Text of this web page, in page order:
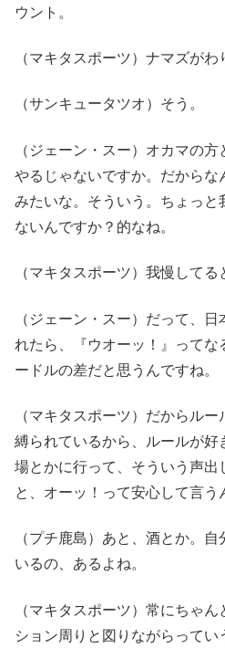
ウント。
（マキタスポーツ）ナマズがわ
（サンキュータツオ）そう。
（ジェーン・スー）オカマの
やるじゃないですか。だからな
みたいな。そういう。ちょっと
ないんですか？的なね。
（マキタスポーツ）我慢してる
（ジェーン・スー）だって、
れたら、『ウオーッ！』って
ードルの差だと思うんですね。
（マキタスポーツ）だからル
縛られているから、ルールが
場とかに行って、そういう声出
と、オーッ！って安心して言う
（プチ鹿島）あと、酒とか。
いるの、あるよね。
（マキタスポーツ）常にちゃ
ション周りと図りながらって